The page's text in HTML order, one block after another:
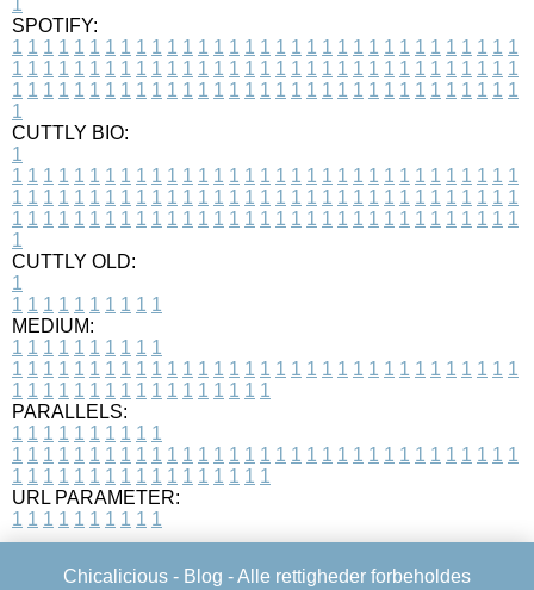
SPOTIFY:
1 1 1 1 1 1 1 1 1 1 1 1 1 1 1 1 1 1 1 1 1 1 1 1 1 1 1 1 1 1 1 1 1
1 1 1 1 1 1 1 1 1 1 1 1 1 1 1 1 1 1 1 1 1 1 1 1 1 1 1 1 1 1 1 1 1
1 1 1 1 1 1 1 1 1 1 1 1 1 1 1 1 1 1 1 1 1 1 1 1 1 1 1 1 1 1 1 1 1
1
CUTTLY BIO:
1
1 1 1 1 1 1 1 1 1 1 1 1 1 1 1 1 1 1 1 1 1 1 1 1 1 1 1 1 1 1 1 1 1
1 1 1 1 1 1 1 1 1 1 1 1 1 1 1 1 1 1 1 1 1 1 1 1 1 1 1 1 1 1 1 1 1
1 1 1 1 1 1 1 1 1 1 1 1 1 1 1 1 1 1 1 1 1 1 1 1 1 1 1 1 1 1 1 1 1
1
CUTTLY OLD:
1
1 1 1 1 1 1 1 1 1 1
MEDIUM:
1 1 1 1 1 1 1 1 1 1
1 1 1 1 1 1 1 1 1 1 1 1 1 1 1 1 1 1 1 1 1 1 1 1 1 1 1 1 1 1 1 1 1
1 1 1 1 1 1 1 1 1 1 1 1 1 1 1 1 1
PARALLELS:
1 1 1 1 1 1 1 1 1 1
1 1 1 1 1 1 1 1 1 1 1 1 1 1 1 1 1 1 1 1 1 1 1 1 1 1 1 1 1 1 1 1 1
1 1 1 1 1 1 1 1 1 1 1 1 1 1 1 1 1
URL PARAMETER:
1 1 1 1 1 1 1 1 1 1
Chicalicious - Blog - Alle rettigheder forbeholdes